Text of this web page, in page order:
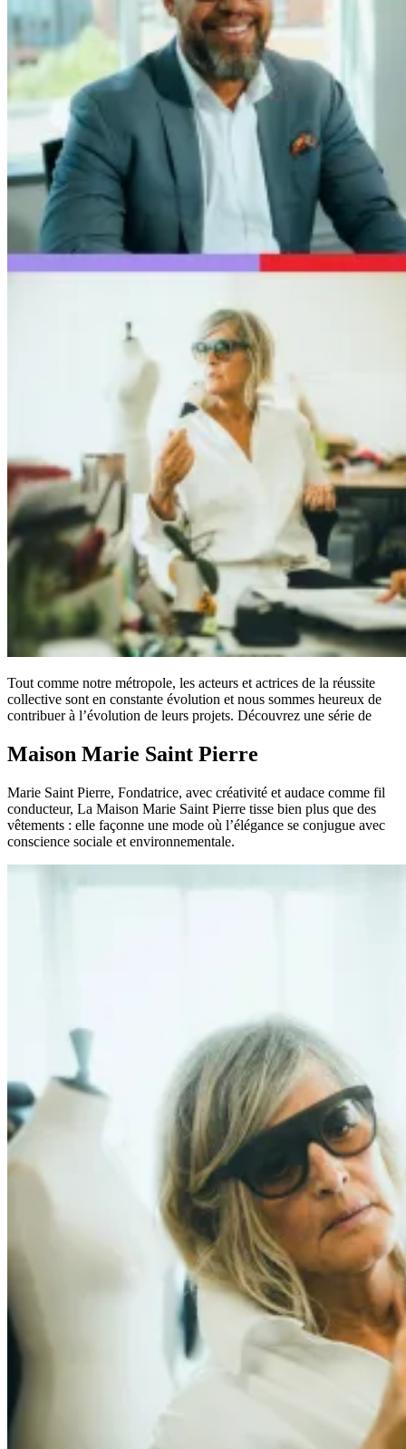
Tout comme notre métropole, les acteurs et actrices de la réussite
collective sont en constante évolution et nous sommes heureux de
contribuer à l’évolution de leurs projets. Découvrez une série de
Maison Marie Saint Pierre
Marie Saint Pierre, Fondatrice, avec créativité et audace comme fil
conducteur, La Maison Marie Saint Pierre tisse bien plus que des
vêtements : elle façonne une mode où l’élégance se conjugue avec
conscience sociale et environnementale.